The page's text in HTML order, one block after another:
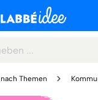
Themen